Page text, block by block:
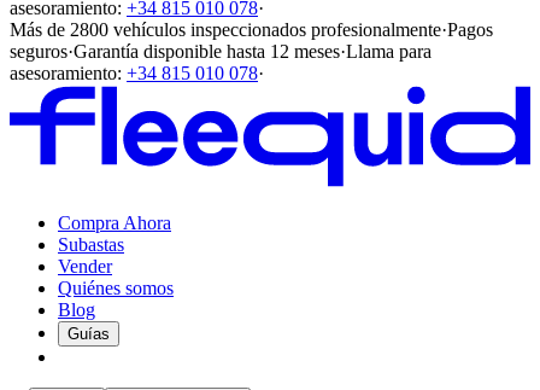
asesoramiento: +34 815 010 078·
Más de 2800 vehículos inspeccionados profesionalmente·Pagos
seguros·Garantía disponible hasta 12 meses·Llama para
asesoramiento: +34 815 010 078·
Compra Ahora
Subastas
Vender
Quiénes somos
Blog
Guías